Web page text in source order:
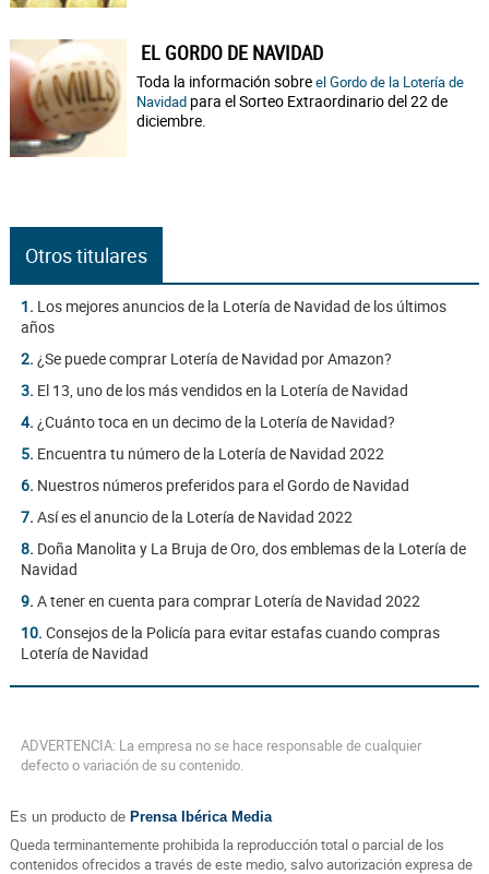
EL GORDO DE NAVIDAD
Toda la información sobreel Gordo de la Lotería de
Navidad para el Sorteo Extraordinario del 22 de
diciembre.
Otros titulares
1. Los mejores anuncios de la Lotería de Navidad de los últimos
años
2. ¿Se puede comprar Lotería de Navidad por Amazon?
3. El 13, uno de los más vendidos en la Lotería de Navidad
4. ¿Cuánto toca en un decimo de la Lotería de Navidad?
5. Encuentra tu número de la Lotería de Navidad 2022
6. Nuestros números preferidos para el Gordo de Navidad
7. Así es el anuncio de la Lotería de Navidad 2022
8. Doña Manolita y La Bruja de Oro, dos emblemas de la Lotería de
Navidad
9. A tener en cuenta para comprar Lotería de Navidad 2022
10. Consejos de la Policía para evitar estafas cuando compras
Lotería de Navidad
ADVERTENCIA: La empresa no se hace responsable de cualquier
defecto o variación de su contenido.
Es un producto de Prensa Ibérica Media
Queda terminantemente prohibida la reproducción total o parcial de los
contenidos ofrecidos a través de este medio, salvo autorización expresa de